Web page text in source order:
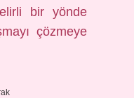
bir yönde
çözmeye